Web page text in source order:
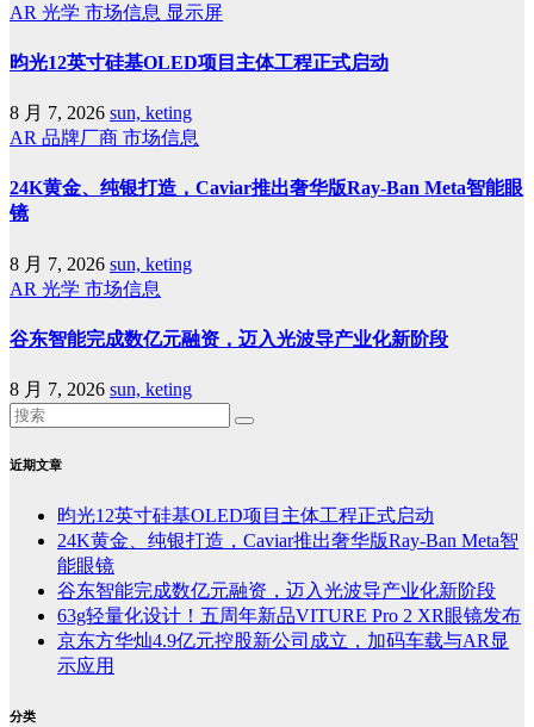
AR 光学 市场信息 显示屏
昀光12英寸硅基OLED项目主体工程正式启动
8 月 7, 2026 sun, keting
AR 品牌厂商 市场信息
24K黄金、纯银打造，Caviar推出奢华版Ray-Ban Meta智能眼
镜
8 月 7, 2026 sun, keting
AR 光学 市场信息
谷东智能完成数亿元融资，迈入光波导产业化新阶段
8 月 7, 2026 sun, keting
近期文章
昀光12英寸硅基OLED项目主体工程正式启动
24K黄金、纯银打造，Caviar推出奢华版Ray-Ban Meta智
能眼镜
谷东智能完成数亿元融资，迈入光波导产业化新阶段
63g轻量化设计！五周年新品VITURE Pro 2 XR眼镜发布
京东方华灿4.9亿元控股新公司成立，加码车载与AR显
示应用
分类